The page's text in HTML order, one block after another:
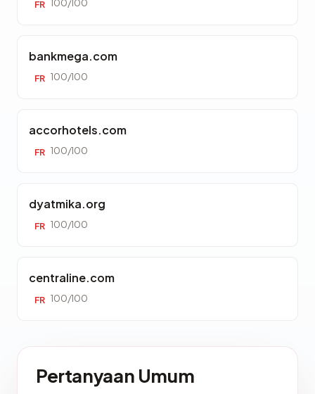
FR 100/100
bankmega.com
FR 100/100
accorhotels.com
FR 100/100
dyatmika.org
FR 100/100
centraline.com
FR 100/100
Pertanyaan Umum